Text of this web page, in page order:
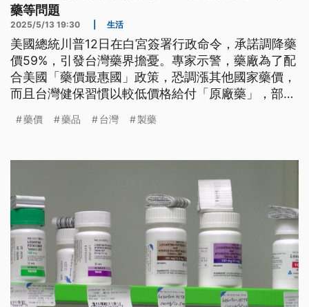
藥等問題
2025/5/13 19:30 生活
美國總統川普12日在白宮簽署行政命令，承諾調降藥
價59%，引發台灣藥界擔憂。專家示警，藥廠為了配
合美國「藥價最惠國」政策，恐調漲其他國家藥價，
而且台灣健保習慣以較低價格給付「原廠藥」，部分
醒，新藥影響最顯著，恐出現延後上市狀況。衛福部
藥價 藥品 台灣 製藥